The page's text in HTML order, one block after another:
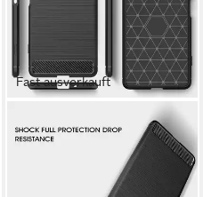
Fast ausverkauft
Handyhülle Schwarz als 2in1
Schutz Cover Set für das
16,99 €